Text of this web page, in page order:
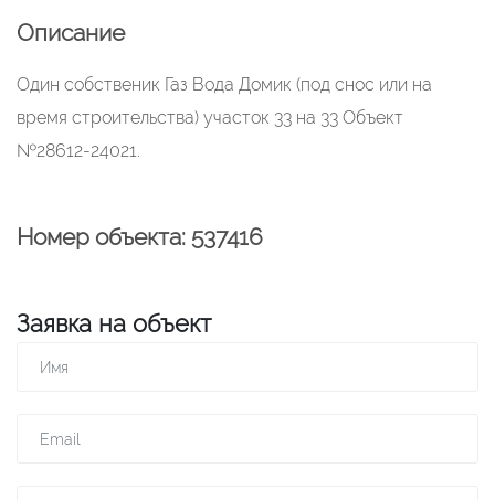
Описание
Один собственик Газ Вода Домик (под снос или на
время строительства) участок 33 на 33 Объект
№28612-24021.
Номер объекта: 537416
Заявка на объект